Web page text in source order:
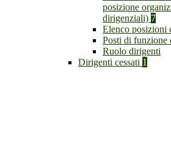
posizione
dirigenziali) 7
Elenco posizioni
Posti di funzione
Ruolo dirigenti
Dirigenti cessati 1